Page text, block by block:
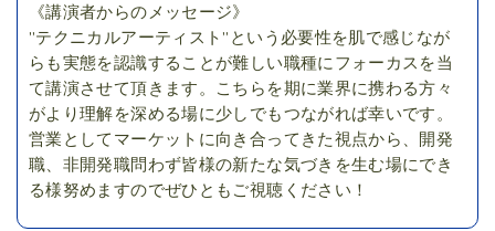
《講演者からのメッセージ》
”テクニカルアーティスト”という必要性を肌で感じなが
らも実態を認識することが難しい職種にフォーカスを当
て講演させて頂きます。こちらを期に業界に携わる方々
がより理解を深める場に少しでもつながれば幸いです。
営業としてマーケットに向き合ってきた視点から、開発
職、非開発職問わず皆様の新たな気づきを生む場にでき
る様努めますのでぜひともご視聴ください！